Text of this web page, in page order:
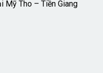
Mỹ Tho – Tiền Giang